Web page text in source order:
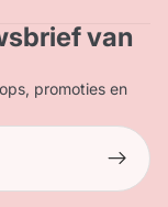
van
promoties en